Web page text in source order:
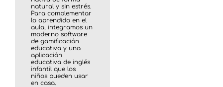
natural y sin estrés.
Para complementar
lo aprendido en el
aula, integramos un
moderno software
de gamificación
educativa y una
aplicación
educativa de inglés
infantil que los
niños pueden usar
en casa.